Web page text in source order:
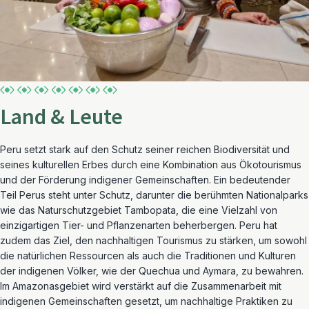
Land & Leute
Peru setzt stark auf den Schutz seiner reichen Biodiversität und
seines kulturellen Erbes durch eine Kombination aus Ökotourismus
und der Förderung indigener Gemeinschaften. Ein bedeutender
Teil Perus steht unter Schutz, darunter die berühmten Nationalparks
wie das Naturschutzgebiet Tambopata, die eine Vielzahl von
einzigartigen Tier- und Pflanzenarten beherbergen. Peru hat
zudem das Ziel, den nachhaltigen Tourismus zu stärken, um sowohl
die natürlichen Ressourcen als auch die Traditionen und Kulturen
der indigenen Völker, wie der Quechua und Aymara, zu bewahren.
Im Amazonasgebiet wird verstärkt auf die Zusammenarbeit mit
indigenen Gemeinschaften gesetzt, um nachhaltige Praktiken zu